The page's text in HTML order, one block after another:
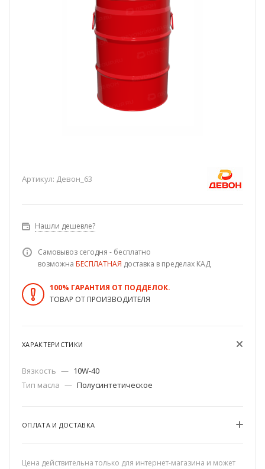
Артикул: Девон_63
Нашли дешевле?
Самовывоз сегодня - бесплатно
возможна БЕСПЛАТНАЯ доставка в пределах КАД
100% ГАРАНТИЯ ОТ ПОДДЕЛОК.
ТОВАР ОТ ПРОИЗВОДИТЕЛЯ
ХАРАКТЕРИСТИКИ
Вязкость — 10W-40
Тип масла — Полусинтетическое
ОПЛАТА И ДОСТАВКА
Цена действительна только для интернет-магазина и может